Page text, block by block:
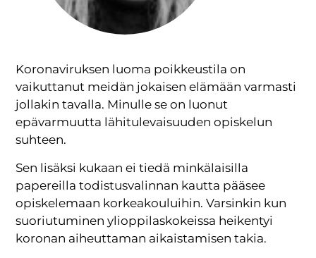
Koronaviruksen luoma poikkeustila on
vaikuttanut meidän jokaisen elämään varmasti
jollakin tavalla. Minulle se on luonut
epävarmuutta lähitulevaisuuden opiskelun
suhteen.
Sen lisäksi kukaan ei tiedä minkälaisilla
papereilla todistusvalinnan kautta pääsee
opiskelemaan korkeakouluihin. Varsinkin kun
suoriutuminen ylioppilaskokeissa heikentyi
koronan aiheuttaman aikaistamisen takia.